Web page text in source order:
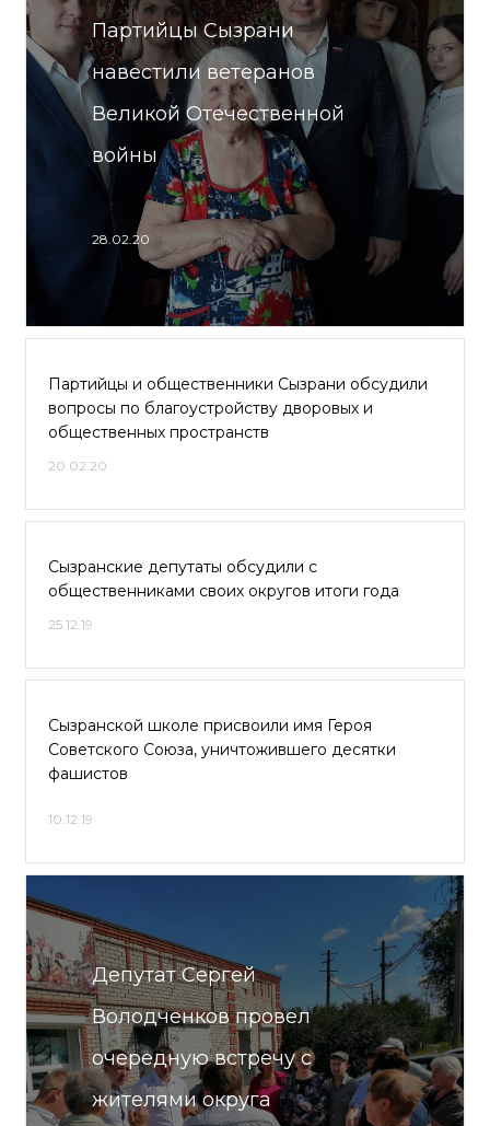
Партийцы Сызрани
навестили ветеранов
Великой Отечественной
войны
28.02.20
Партийцы и общественники Сызрани обсудили
вопросы по благоустройству дворовых и
общественных пространств
20.02.20
Сызранские депутаты обсудили с
общественниками своих округов итоги года
25.12.19
Сызранской школе присвоили имя Героя
Советского Союза, уничтожившего десятки
фашистов
10.12.19
Депутат Сергей
Володченков провел
очередную встречу с
жителями округа